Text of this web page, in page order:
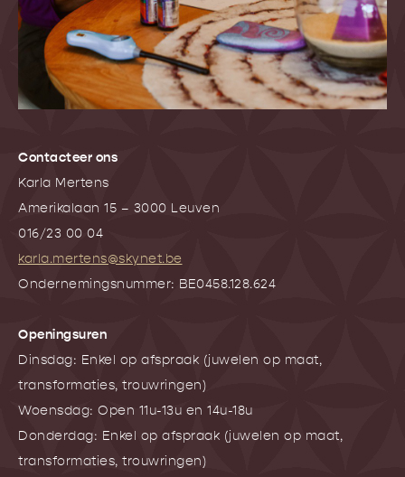
Contacteer ons
Karla Mertens
Amerikalaan 15 – 3000 Leuven
016/23 00 04
karla.mertens@skynet.be
Ondernemingsnummer: BE0458.128.624
Openingsuren
Dinsdag: Enkel op afspraak (juwelen op maat,
transformaties, trouwringen)
Woensdag: Open 11u-13u en 14u-18u
Donderdag: Enkel op afspraak (juwelen op maat,
transformaties, trouwringen)